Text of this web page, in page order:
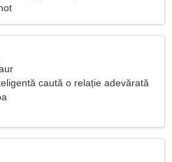
caută o relație adevărată